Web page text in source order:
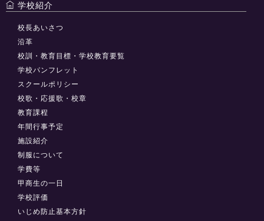
学校紹介
校長あいさつ
沿革
校訓・教育目標・学校教育要覧
学校パンフレット
スクールポリシー
校歌・応援歌・校章
教育課程
年間行事予定
施設紹介
制服について
学費等
甲商生の一日
学校評価
いじめ防止基本方針